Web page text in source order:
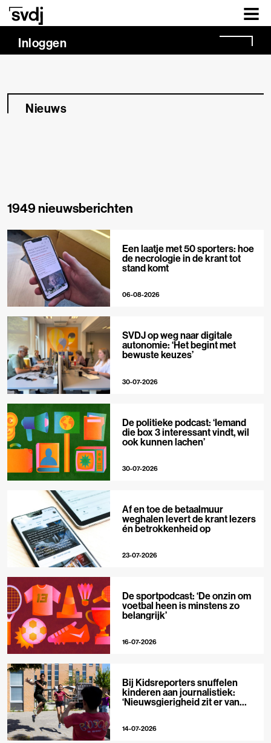
Naar hoofdinhoud
Inloggen
Nieuws
1949 nieuwsberichten
Een laatje met 50 sporters: hoe
de necrologie in de krant tot
stand komt
06-08-2026
SVDJ op weg naar digitale
autonomie: ‘Het begint met
bewuste keuzes’
30-07-2026
De politieke podcast: ‘Iemand
die box 3 interessant vindt, wil
ook kunnen lachen’
30-07-2026
Af en toe de betaalmuur
weghalen levert de krant lezers
én betrokkenheid op
23-07-2026
De sportpodcast: ‘De onzin om
voetbal heen is minstens zo
belangrijk’
16-07-2026
Bij Kidsreporters snuffelen
kinderen aan journalistiek:
‘Nieuwsgierigheid zit er van
14-07-2026